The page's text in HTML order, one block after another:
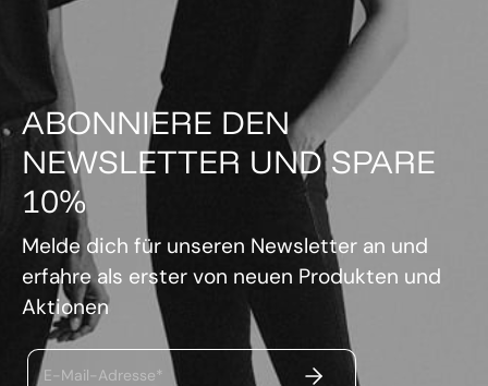
ABONNIERE DEN
NEWSLETTER UND SPARE
10%
Melde dich für unseren Newsletter an und
erfahre als erster von neuen Produkten und
Aktionen
E-Mail-Adresse* ABSENDEN